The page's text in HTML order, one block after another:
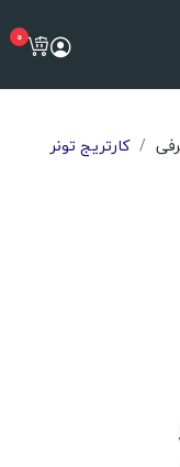
0
کارتریج تونر